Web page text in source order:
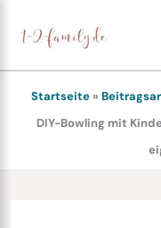
Inhalt
springen
Startseite»
DIY-Bowling mit